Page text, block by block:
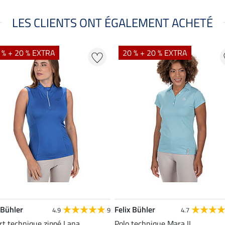
LES CLIENTS ONT ÉGALEMENT ACHETÉ
+ 20 % EXTRA
4.9 9
20 % + 20 % EXTRA
Felix Bühler 4.7